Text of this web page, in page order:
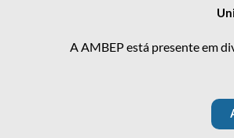
A AMBEP está presente em